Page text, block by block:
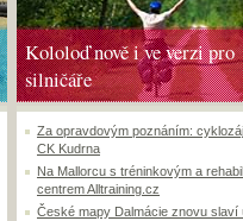
Kololoď nově i ve verzi pro
silničáře
Za opravdovým poznáním:
CK Kudrna
Na Mallorcu s tréninkovým a
centrem Alltraining.cz
České mapy Dalmácie znovu slaví